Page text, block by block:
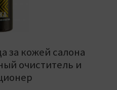
за кожей салона
очиститель и